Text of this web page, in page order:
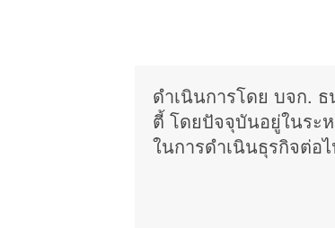
ดําเนินการโดย บจก.
ตี้ โดยปัจจุบันอยู่ในระ
ในการดําเนินธุรกิจต่อ